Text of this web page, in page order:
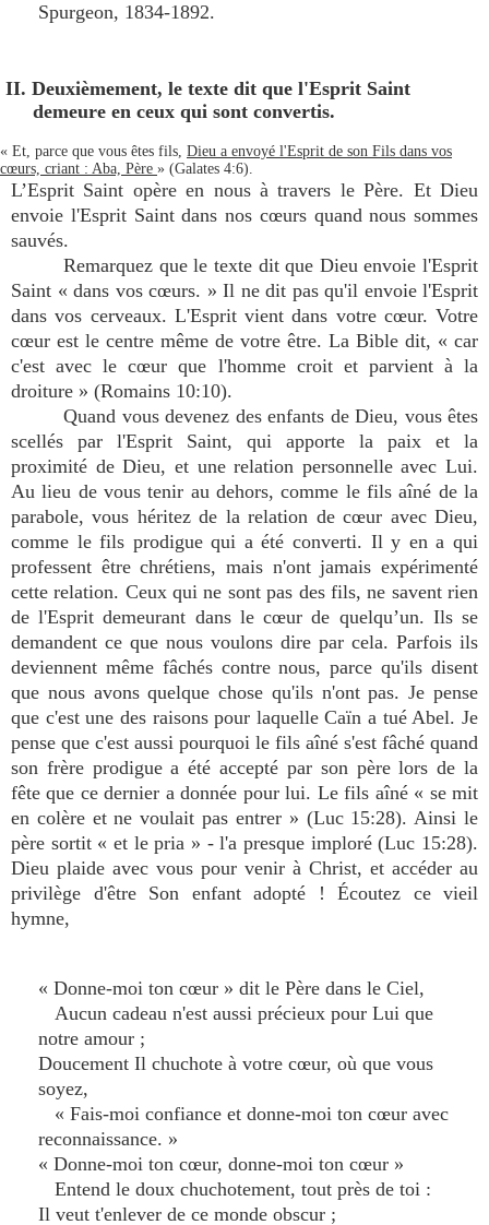
Spurgeon, 1834-1892.
II. Deuxièmement, le texte dit que l'Esprit Saint
demeure en ceux qui sont convertis.
« Et, parce que vous êtes fils, Dieu a envoyé l'Esprit de son Fils dans vos
cœurs, criant : Aba, Père » (Galates 4:6).
L’Esprit Saint opère en nous à travers le Père. Et Dieu
envoie l'Esprit Saint dans nos cœurs quand nous sommes
sauvés.
Remarquez que le texte dit que Dieu envoie l'Esprit
Saint « dans vos cœurs. » Il ne dit pas qu'il envoie l'Esprit
dans vos cerveaux. L'Esprit vient dans votre cœur. Votre
cœur est le centre même de votre être. La Bible dit, « car
c'est avec le cœur que l'homme croit et parvient à la
droiture » (Romains 10:10).
Quand vous devenez des enfants de Dieu, vous êtes
scellés par l'Esprit Saint, qui apporte la paix et la
proximité de Dieu, et une relation personnelle avec Lui.
Au lieu de vous tenir au dehors, comme le fils aîné de la
parabole, vous héritez de la relation de cœur avec Dieu,
comme le fils prodigue qui a été converti. Il y en a qui
professent être chrétiens, mais n'ont jamais expérimenté
cette relation. Ceux qui ne sont pas des fils, ne savent rien
de l'Esprit demeurant dans le cœur de quelqu’un. Ils se
demandent ce que nous voulons dire par cela. Parfois ils
deviennent même fâchés contre nous, parce qu'ils disent
que nous avons quelque chose qu'ils n'ont pas. Je pense
que c'est une des raisons pour laquelle Caïn a tué Abel. Je
pense que c'est aussi pourquoi le fils aîné s'est fâché quand
son frère prodigue a été accepté par son père lors de la
fête que ce dernier a donnée pour lui. Le fils aîné « se mit
en colère et ne voulait pas entrer » (Luc 15:28). Ainsi le
père sortit « et le pria » - l'a presque imploré (Luc 15:28).
Dieu plaide avec vous pour venir à Christ, et accéder au
privilège d'être Son enfant adopté ! Écoutez ce vieil
hymne,
« Donne-moi ton cœur » dit le Père dans le Ciel,
Aucun cadeau n'est aussi précieux pour Lui que
notre amour ;
Doucement Il chuchote à votre cœur, où que vous
soyez,
« Fais-moi confiance et donne-moi ton cœur avec
reconnaissance. »
« Donne-moi ton cœur, donne-moi ton cœur »
Entend le doux chuchotement, tout près de toi :
Il veut t'enlever de ce monde obscur ;